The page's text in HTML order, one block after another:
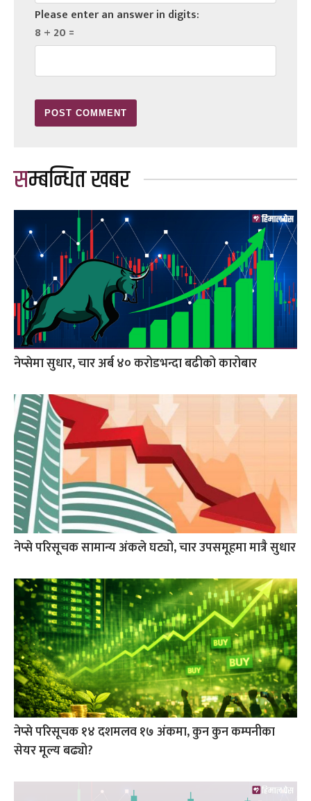
Please enter an answer in digits:
8 + 20 =
सम्बन्धित खबर
नेप्सेमा सुधार, चार अर्ब ४० करोडभन्दा बढीको कारोबार
नेप्से परिसूचक सामान्य अंकले घट्यो, चार उपसमूहमा मात्रै सुधार
नेप्से परिसूचक १४ दशमलव १७ अंकमा, कुन कुन कम्पनीका
सेयर मूल्य बढ्यो?